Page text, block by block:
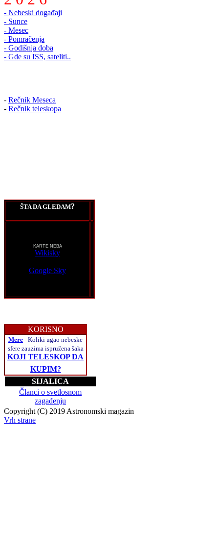
- Nebeski događaji
- Sunce
- Mesec
- Pomračenja
- Godišnja doba
- Gde su ISS, sateliti..
- Rečnik Meseca
- Rečnik teleskopa
ŠTA DA GLEDAM?
KARTE NEBA
Wikisky
Google Sky
KORISNO
Mere - Koliki ugao nebeske
sfere zauzima ispružena šaka
KOJI TELESKOP DA
KUPIM?
SIJALICA
Članci o svetlosnom
zagađenju
Copyright (C) 2019 Astronomski magazin
Vrh strane